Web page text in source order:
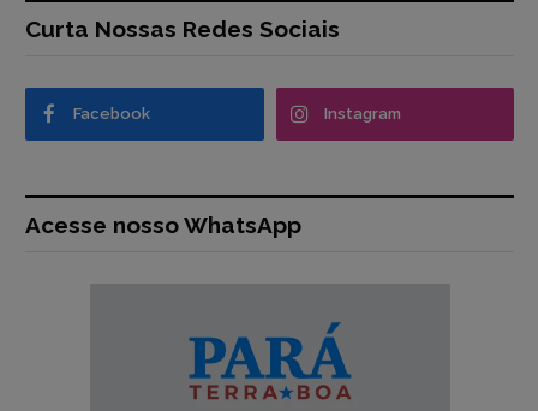
Curta Nossas Redes Sociais
Facebook Instagram
Acesse nosso WhatsApp